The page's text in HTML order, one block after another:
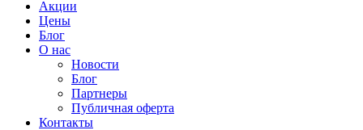
Акции
Цены
Блог
О нас
Новости
Блог
Партнеры
Публичная оферта
Контакты